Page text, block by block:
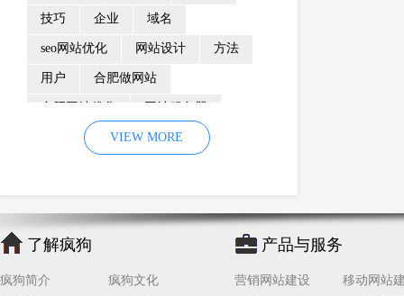
技巧 企业 域名
seo网站优化 网站设计 方法
用户 合肥做网站
优化 网站降权
企业网站建设 效果 页面
网络营销 因素 网络公司
网站流量
百度优化 网站收录
VIEW MORE
了解疯狗
疯狗简介
疯狗文化
产品与服务
营销网站建设
移动网站